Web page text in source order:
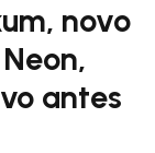
novo
antes